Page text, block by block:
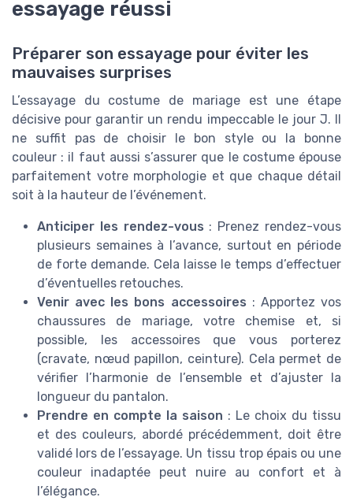
essayage réussi
Préparer son essayage pour éviter les
mauvaises surprises
L’essayage du costume de mariage est une étape
décisive pour garantir un rendu impeccable le jour J. Il
ne suffit pas de choisir le bon style ou la bonne
couleur : il faut aussi s’assurer que le costume épouse
parfaitement votre morphologie et que chaque détail
soit à la hauteur de l’événement.
Anticiper les rendez-vous : Prenez rendez-vous
plusieurs semaines à l’avance, surtout en période
de forte demande. Cela laisse le temps d’effectuer
d’éventuelles retouches.
Venir avec les bons accessoires : Apportez vos
chaussures de mariage, votre chemise et, si
possible, les accessoires que vous porterez
(cravate, nœud papillon, ceinture). Cela permet de
vérifier l’harmonie de l’ensemble et d’ajuster la
longueur du pantalon.
Prendre en compte la saison : Le choix du tissu
et des couleurs, abordé précédemment, doit être
validé lors de l’essayage. Un tissu trop épais ou une
couleur inadaptée peut nuire au confort et à
l’élégance.